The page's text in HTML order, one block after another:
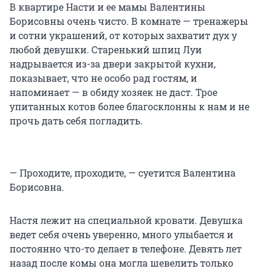
В квартире Насти и ее мамы Валентины
Борисовны очень чисто. В комнате — тренажеры
и сотни украшений, от которых захватит дух у
любой девушки. Старенький шпиц Луи
надрывается из-за двери закрытой кухни,
показывает, что не особо рад гостям, и
напоминает — в обиду хозяек не даст. Трое
упитанных котов более благосклонны к нам и не
прочь дать себя погладить.
— Проходите, проходите, — суетится Валентина
Борисовна.
Настя лежит на специальной кровати. Девушка
ведет себя очень уверенно, много улыбается и
постоянно что-то делает в телефоне. Девять лет
назад после комы она могла шевелить только